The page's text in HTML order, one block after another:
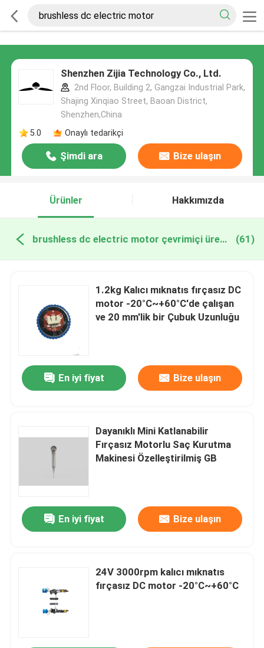
Shenzhen Zijia Technology Co., Ltd.
2nd Floor, Building 2, Gangzai Industrial Park,
Shajing Xinqiao Street, Baoan District,
Shenzhen,China
5.0
Onaylı tedarikçi
Şimdi ara Bize ulaşın
Ürünler Hakkımızda
brushless dc electric motor çevrimiçi üretim (61)
1.2kg Kalıcı mıknatıs fırçasız DC
motor -20°C~+60°C'de çalışan
ve 20 mm'lik bir Çubuk Uzunluğu
En iyi fiyat Bize ulaşın
Dayanıklı Mini Katlanabilir
Fırçasız Motorlu Saç Kurutma
Makinesi Özelleştirilmiş GB
En iyi fiyat Bize ulaşın
24V 3000rpm kalıcı mıknatıs
fırçasız DC motor -20°C~+60°C